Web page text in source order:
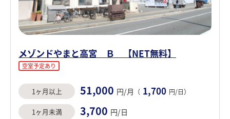
メゾンドやまと高宮 Ｂ 【NET無料】
空室予定あり
1ヶ月以上 51,000 円/月 （ 1,700 円/日）
1ヶ月未満 3,700 円/日